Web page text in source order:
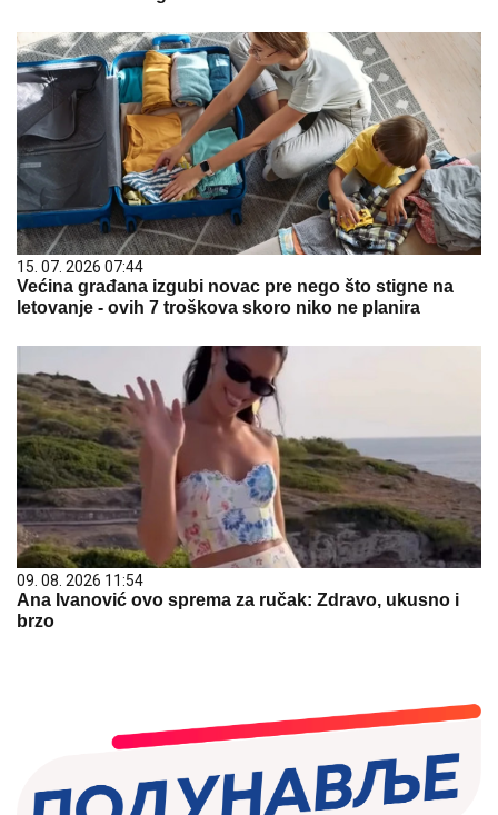
15. 07. 2026 07:44
Većina građana izgubi novac pre nego što stigne na
letovanje - ovih 7 troškova skoro niko ne planira
09. 08. 2026 11:54
Ana Ivanović ovo sprema za ručak: Zdravo, ukusno i
brzo